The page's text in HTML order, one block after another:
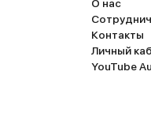
О нас
Контакты
Личный
YouTube